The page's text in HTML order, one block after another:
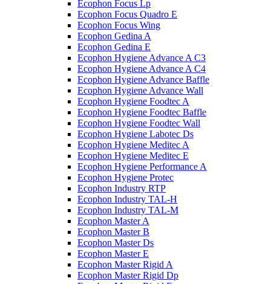
Ecophon Focus Lp
Ecophon Focus Quаdro E
Ecophon Focus Wing
Ecophon Gedina A
Ecophon Gedina E
Ecophon Hygiene Advance A C3
Ecophon Hygiene Advance A C4
Ecophon Hygiene Advance Baffle
Ecophon Hygiene Advance Wall
Ecophon Hygiene Foodtec A
Ecophon Hygiene Foodtec Baffle
Ecophon Hygiene Foodtec Wall
Ecophon Hygiene Labotec Ds
Ecophon Hygiene Meditec A
Ecophon Hygiene Meditec E
Ecophon Hygiene Performance A
Ecophon Hygiene Proteс
Ecophon Industry RTP
Ecophon Industry TAL-H
Ecophon Industry TAL-M
Ecophon Master A
Ecophon Master B
Ecophon Master Ds
Ecophon Master E
Ecophon Master Rigid A
Ecophon Master Rigid Dp